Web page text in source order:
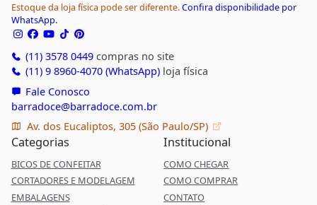
Estoque da loja física pode ser diferente.Confira disponibilidade por
WhatsApp.
(11) 3578 0449compras no site
(11) 9 8960-4070 (WhatsApp)loja física
Fale Conosco
barradoce@barradoce.com.br
Av. dos Eucaliptos, 305 (São Paulo/SP)
Categorias
BICOS DE CONFEITAR
CORTADORES E MODELAGEM
EMBALAGENS
Institucional
COMO CHEGAR
COMO COMPRAR
CONTATO